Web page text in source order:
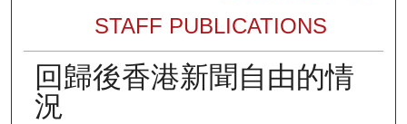
STAFF PUBLICATIONS
回歸後香港新聞自由的情
況